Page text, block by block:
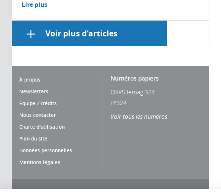
Lire plus
Voir plus d'articles
À propos
Newsletters
Équipe / crédits
Nous contacter
Charte d'utilisation
Plan du site
Données personnelles
Mentions légales
Numéros papiers
CNRS lemag 324
n°324
Voir tous les numéros
Nous suivre Partager